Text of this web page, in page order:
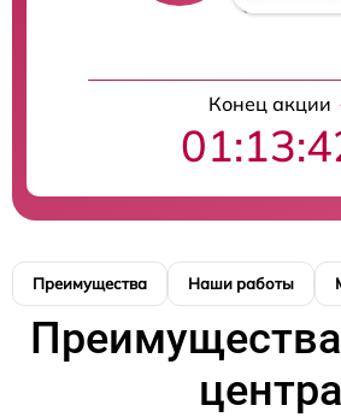
Конец акции
Преимущества Наши работы
центра